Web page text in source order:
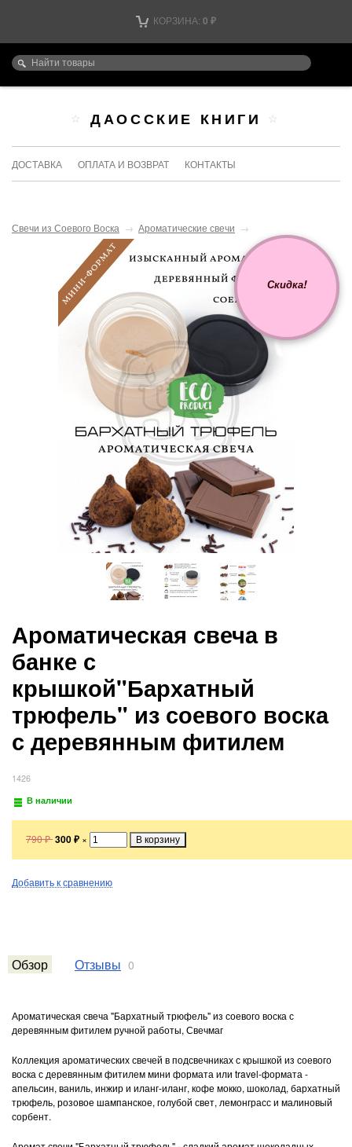
КОРЗИНА: 0 ₽
ДАОССКИЕ КНИГИ
ДОСТАВКА ОПЛАТА И ВОЗВРАТ КОНТАКТЫ
Свечи из Соевого Воска → Ароматические свечи →
Скидка!
Ароматическая свеча в
банке с
крышкой"Бархатный
трюфель" из соевого воска
с деревянным фитилем
1426
В наличии
790₽ 300₽ ×
Добавить к сравнению
Обзор Отзывы 0
Ароматическая свеча "Бархатный трюфель" из соевого воска с
деревянным фитилем ручной работы, Свечмаг
Коллекция ароматических свечей в подсвечниках с крышкой из соевого
воска с деревянным фитилем мини формата или travel-формата -
апельсин, ваниль, инжир и иланг-иланг, кофе мокко, шоколад, бархатный
трюфель, розовое шампанское, голубой свет, лемонграсс и малиновый
сорбент.